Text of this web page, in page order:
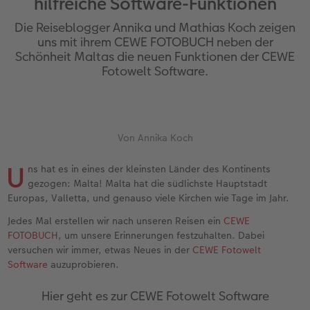
Jahrbuch gestalten
CEWE FOTOBUCH Kids
Panoramaseite
Designvorlagen
Foto-Kochbuch
Kundenbeispiele
Webinare
CEWE myPhotos
Gestaltungsideen
Nature Prints
Bilderboxen
Premium Poster
Fotosets
Sofortfotos
Fotos digitalisieren
CEWE myPhotos
Neuheiten
Extras
Photo Streetmap Poster
Acrylglas
Alu-Dibond
Hartschaum
Gallery Print
hexxas
Willkommensschild
Wandgestaltung
Mehrteiler
Dankeskarten Kommunion
Dankeskarten
Urlaubsgrüße
Papierqualitäten
Klappkarten
Fotokarten
Postkarten
Karte mit Einsteckfoto
Einzelkarten
Textilien
Schule & Büro
Foto-Geschenkbox
Handyhüllen
Faber-Castell
Haustierwelt
Geschenkideen
Kundenbeispiele
CEWE Geschenkgutschein
Papierqualitäten
Wandkalender mit Design
NEU: Wandkalender Fineline
Neuheiten
Extras
CEWE myPhotos
Max Case
Smartflip
PopGrip
CEWE myPhotos
Neuheiten
nachhaltiger Schenken
Danke sagen
Liebe schenken
Inspiration
Kundenbeispiele
Foto- & Bastelkalender
Die Reiseblogger Annika und Mathias Koch zeigen
uns mit ihrem CEWE FOTOBUCH neben der
Schönheit Maltas die neuen Funktionen der CEWE
Fotowelt Software.
Von Annika Koch
U ns hat es in eines der kleinsten Länder des Kontinents
gezogen: Malta! Malta hat die südlichste Hauptstadt
Europas, Valletta, und genauso viele Kirchen wie Tage im Jahr.
Jedes Mal erstellen wir nach unseren Reisen ein CEWE
FOTOBUCH , um unsere Erinnerungen festzuhalten. Dabei
versuchen wir immer, etwas Neues in der CEWE Fotowelt
Software auzuprobieren.
Hier geht es zur CEWE Fotowelt Software